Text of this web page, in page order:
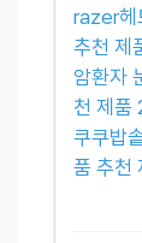
razer헤
추천 제
암환자
천 제품
쿠쿠밥
품 추천